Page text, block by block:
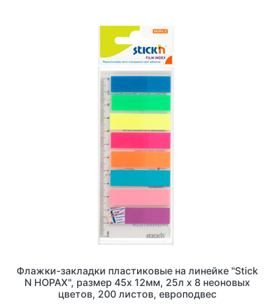
Флажки-закладки пластиковые на линейке "Stick
N HOPAX", размер 45х 12мм, 25л х 8 неоновых
цветов, 200 листов, европодвес